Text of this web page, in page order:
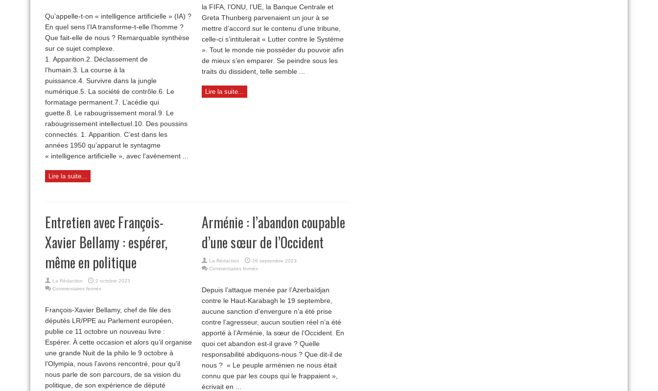
sur
l’intelligence
Qu’appelle-t-on « intelligence artificielle » (IA) ?
En quel sens l’IA transforme-t-elle l’homme ?
Que fait-elle de nous ? Remarquable synthèse
sur ce sujet complexe.
1. Apparition.2. Déclassement de
l’humain.3. La course à la
puissance.4. Survivre dans la jungle
numérique.5. La société de contrôle.6. Le
formatage permanent.7. L’acédie qui
guette.8. Le rabougrissement moral.9. Le
rabougrissement intellectuel.10. Des poussins
connectés. 1. Apparition. C’est dans les
années 1950 qu’apparut le syntagme
« intelligence artificielle », avec l’avènement ...
Lire la suite...
la FIFA, l’ONU, l’UE, la Banque Centrale et
Greta Thunberg parvenaient un jour à se
mettre d’accord sur le contenu d’une tribune,
celle-ci s’intitulerait « Lutter contre le Système
». Tout le monde nie posséder du pouvoir afin
de mieux s’en emparer. Se peindre sous les
traits du dissident, telle semble ...
Lire la suite...
Entretien avec François-
Xavier Bellamy : espérer,
même en politique
La Rédaction
2 octobre 2023
Commentaires fermés
François-
Xavier
espérer,
même
politique
François-Xavier Bellamy, chef de file des
députés LR/PPE au Parlement européen,
publie ce 11 octobre un nouveau livre :
Espérer. À cette occasion et alors qu’il organise
une grande Nuit de la philo le 9 octobre à
l’Olympia, nous l’avons rencontré, pour qu’il
nous parle de son parcours, de sa vision du
politique, de son expérience de député
Arménie : l’abandon coupable
d’une sœur de l’Occident
La Rédaction
26 septembre 2023
Commentaires fermés
coupable
d’une
de
l’Occident
Depuis l’attaque menée par l’Azerbaïdjan
contre le Haut-Karabagh le 19 septembre,
aucune sanction d’envergure n’a été prise
contre l’agresseur, aucun soutien réel n’a été
apporté à l’Arménie, la sœur de l’Occident. En
quoi cet abandon est-il grave ? Quelle
responsabilité abdiquons-nous ? Que dit-il de
nous ? « Le peuple arménien ne nous était
connu que par les coups qui le frappaient »,
écrivait en ...